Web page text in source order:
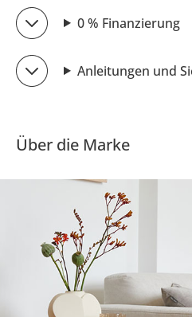
0 % Finanzierung
Anleitungen und
Über die Marke